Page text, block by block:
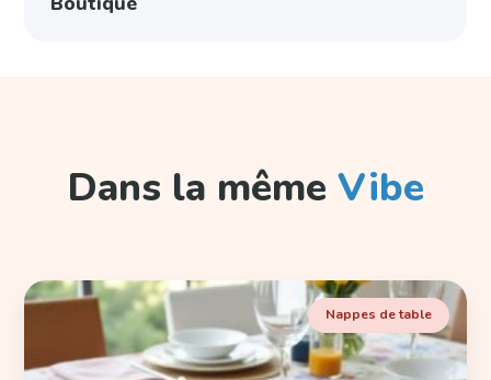
Dans la même Vibe
Nappes de table